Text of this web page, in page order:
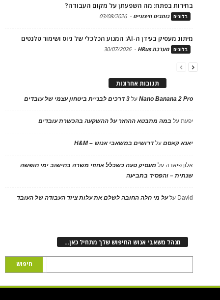
בחירות בפתח: מה השפעתן על מקום העבודה?
בלוגים כותבים חיצוניים -
03/08/2026
מיתוג מעסיק בעידן ה-AI: המנוע הכלכלי של גיוס ושימור טלנטים
בלוגים מערכת HRus -
30/07/2026
תגובות אחרונות
Nano Banana 2 Proעל 3 דרכים לבניית ביטחון עצמי של עובדים
יפעתעל במה מתבטא ההחזר על ההשקעה בהכשרת עובדים
יאנא קאסםעלדרושים במשאבי אנוש – H&M
אלון פיאדה על מעסיק טעה כשכלל אחוזי משרה בחישוב ימי חופשה
שנתית – והפסיד בתביעה
David עלעל מי חלה החובה לשלם את עלות ציוד העבודה של העובד
מנהל משאבי אנוש החיפוש שלך מתחיל כאן…